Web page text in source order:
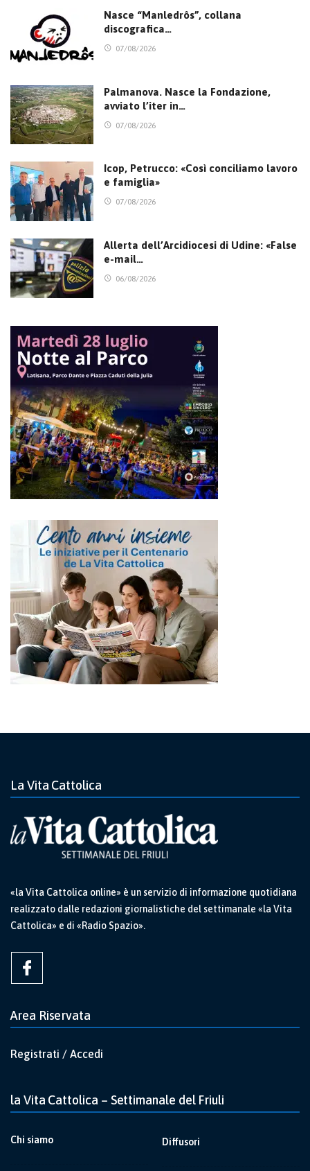
Nasce “Manledrôs”, collana
discografica…
07/08/2026
Palmanova. Nasce la Fondazione,
avviato l’iter in…
07/08/2026
Icop, Petrucco: «Così conciliamo lavoro
e famiglia»
07/08/2026
Allerta dell’Arcidiocesi di Udine: «False
e-mail…
06/08/2026
La Vita Cattolica
«la Vita Cattolica online» è un servizio di informazione quotidiana
realizzato dalle redazioni giornalistiche del settimanale «la Vita
Cattolica» e di «Radio Spazio».
Area Riservata
Registrati / Accedi
la Vita Cattolica – Settimanale del Friuli
Chi siamo Diffusori